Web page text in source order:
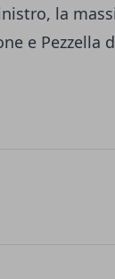
la
e Pezzella